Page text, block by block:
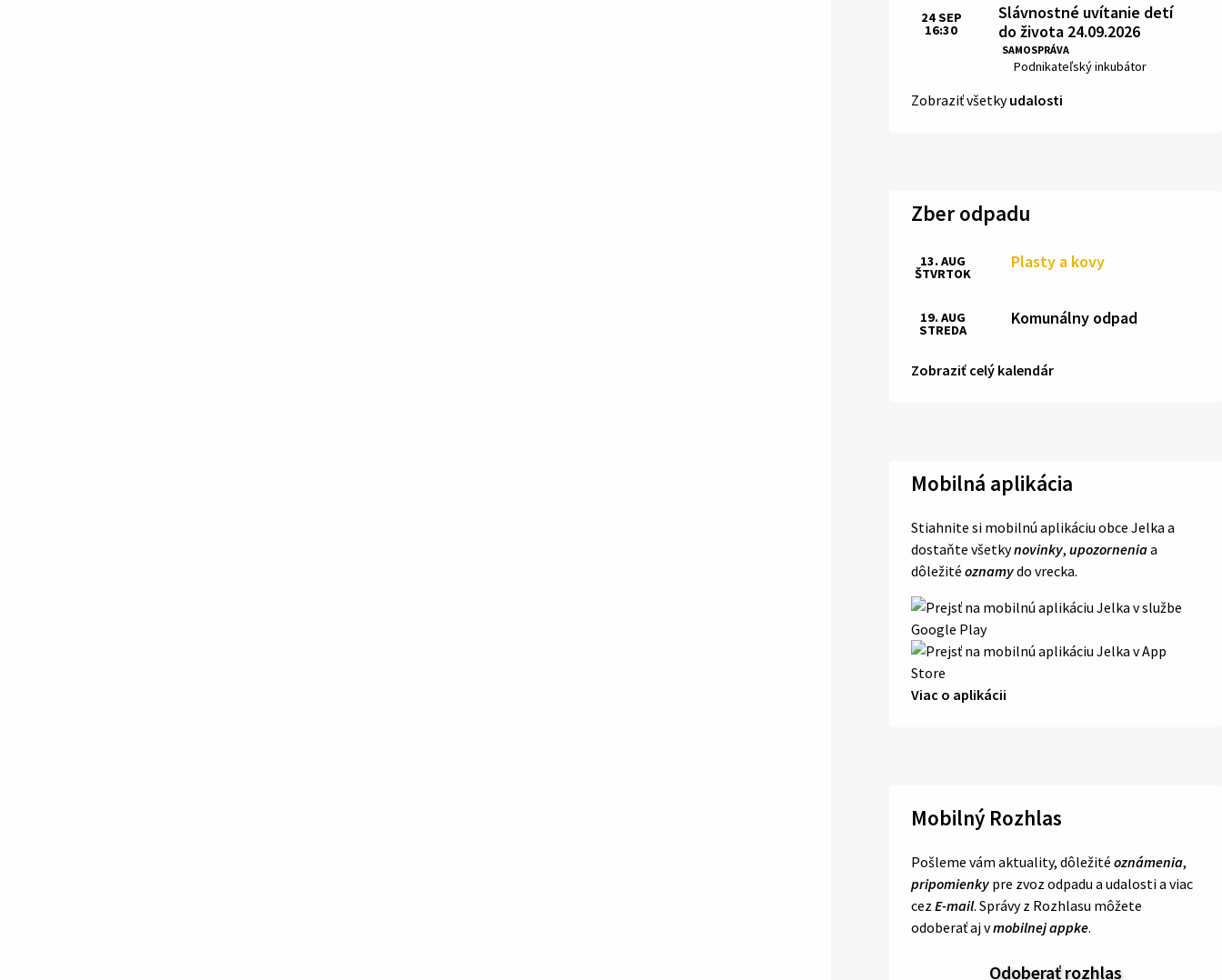
Slávnostné uvítanie detí
do života 24.09.2026
SAMOSPRÁVA
Miesto:
Podnikateľský inkubátor
Čas:
24SEP
16:30
Zobraziť všetkyudalosti
Zber odpadu
Plasty a kovy
13. AUG
ŠTVRTOK
Komunálny odpad
19. AUG
STREDA
Zobraziť celý kalendár
Mobilná aplikácia
Stiahnite si mobilnú aplikáciu obce Jelka a
dostaňte všetkynovinky, upozorneniaa
dôležité oznamydo vrecka.
Viac o aplikácii
Mobilný Rozhlas
Pošleme vám aktuality, dôležité oznámenia,
pripomienky pre zvoz odpadu a udalosti a viac
cez E-mail. Správy z Rozhlasu môžete
odoberať aj vmobilnej appke.
Odoberať rozhlas